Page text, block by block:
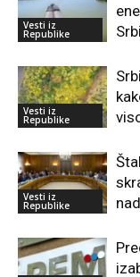
Vesti iz
Republike
Vesti iz
Republike
Vesti iz
Republike